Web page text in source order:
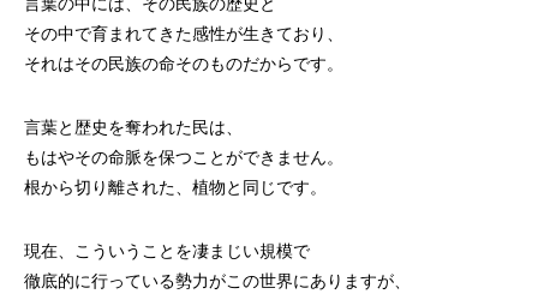
その中で育まれてきた感性が生きており、
それはその民族の命そのものだからです。
言葉と歴史を奪われた民は、
もはやその命脈を保つことができません。
根から切り離された、植物と同じです。
現在、こういうことを凄まじい規模で
徹底的に行っている勢力がこの世界にありますが、